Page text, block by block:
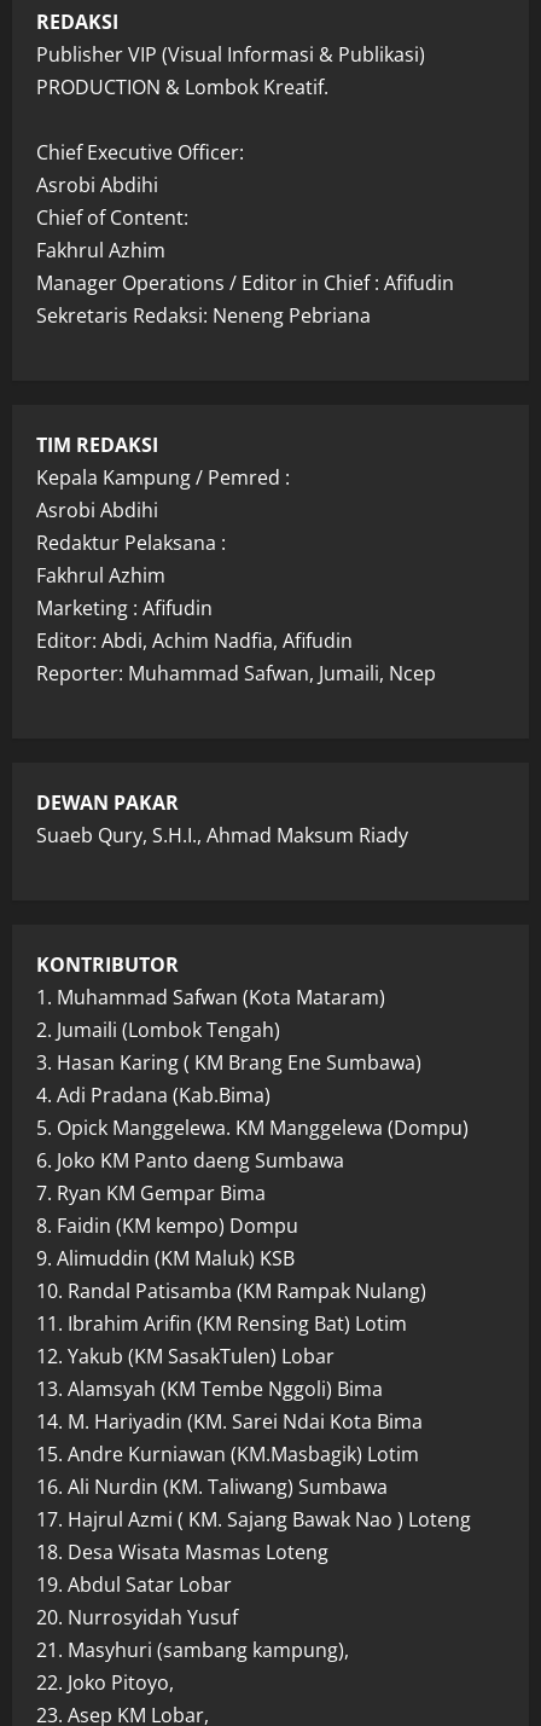
REDAKSI
Publisher VIP (Visual Informasi & Publikasi)
PRODUCTION & Lombok Kreatif.
Chief Executive Officer:
Asrobi Abdihi
Chief of Content:
Fakhrul Azhim
Manager Operations / Editor in Chief : Afifudin
Sekretaris Redaksi: Neneng Pebriana
TIM REDAKSI
Kepala Kampung / Pemred :
Asrobi Abdihi
Redaktur Pelaksana :
Fakhrul Azhim
Marketing : Afifudin
Editor: Abdi, Achim Nadfia, Afifudin
Reporter: Muhammad Safwan, Jumaili, Ncep
DEWAN PAKAR
Suaeb Qury, S.H.I., Ahmad Maksum Riady
KONTRIBUTOR
1. Muhammad Safwan (Kota Mataram)
2. Jumaili (Lombok Tengah)
3. Hasan Karing ( KM Brang Ene Sumbawa)
4. Adi Pradana (Kab.Bima)
5. Opick Manggelewa. KM Manggelewa (Dompu)
6. Joko KM Panto daeng Sumbawa
7. Ryan KM Gempar Bima
8. Faidin (KM kempo) Dompu
9. Alimuddin (KM Maluk) KSB
10. Randal Patisamba (KM Rampak Nulang)
11. Ibrahim Arifin (KM Rensing Bat) Lotim
12. Yakub (KM SasakTulen) Lobar
13. Alamsyah (KM Tembe Nggoli) Bima
14. M. Hariyadin (KM. Sarei Ndai Kota Bima
15. Andre Kurniawan (KM.Masbagik) Lotim
16. Ali Nurdin (KM. Taliwang) Sumbawa
17. Hajrul Azmi ( KM. Sajang Bawak Nao ) Loteng
18. Desa Wisata Masmas Loteng
19. Abdul Satar Lobar
20. Nurrosyidah Yusuf
21. Masyhuri (sambang kampung),
22. Joko Pitoyo,
23. Asep KM Lobar,